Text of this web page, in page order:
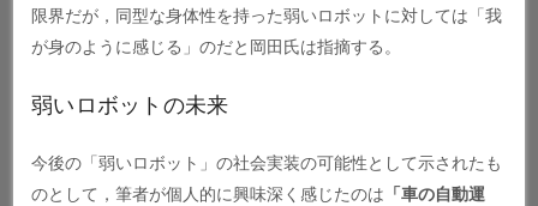
限界だが，同型な身体性を持った弱いロボットに対しては「我
が身のように感じる」のだと岡田氏は指摘する。
弱いロボットの未来
今後の「弱いロボット」の社会実装の可能性として示されたも
のとして，筆者が個人的に興味深く感じたのは 「車の自動運